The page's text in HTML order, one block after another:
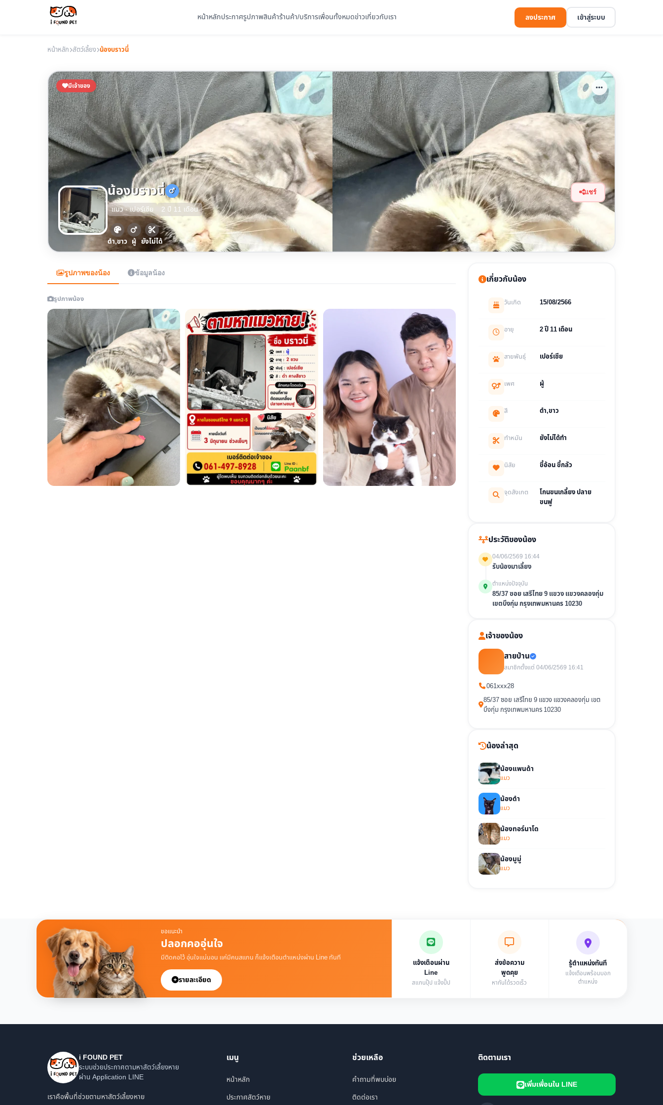
หน้าหลักประกาศรูปภาพสินค้าร้านค้า/บริการเพื่อนทั้งหมดข่าวเกี่ยวกับเรา ลงประกาศ เข้าสู่ระบบ
หน้าหลัก สัตว์เลี้ยง น้องบราวนี่
มีเจ้าของ
น้องบราวนี่
แมว · เปอร์เซีย 2 ปี 11 เดือน
ดำ,ขาว ผู้ ยังไม่ได้
แชร์
รูปภาพของน้อง ข้อมูลน้อง
รูปภาพน้อง
เกี่ยวกับน้อง
วันเกิด 15/08/2566
อายุ 2 ปี 11 เดือน
สายพันธุ์ เปอร์เซีย
เพศ ผู้
สี ดำ,ขาว
ทำหมัน ยังไม่ได้ทำ
นิสัย ขี้อ้อน ขี้กลัว
จุดสังเกต
โกนขนเกลี้ยง ปลาย
ขนฟู
ประวัติของน้อง
04/06/2569 16:44
รับน้องมาเลี้ยง
ตำแหน่งปัจจุบัน
85/37 ซอย เสรีไทย 9 แขวง แขวงคลองกุ่ม
เขตบึงกุ่ม กรุงเทพมหานคร 10230
เจ้าของน้อง
สายป่าน
สมาชิกตั้งแต่ 04/06/2569 16:41
061xxx28
85/37 ซอย เสรีไทย 9 แขวง แขวงคลองกุ่ม เขต
บึงกุ่ม กรุงเทพมหานคร 10230
น้องล่าสุด
น้องแพนด้า
แมว
น้องดำ
แมว
น้องทอร์นาโด
แมว
น้องมูมู่
แมว
ขอแนะนำ
ปลอกคออุ่นใจ
มีติดคอไว้ อุ่นใจแน่นอน แค่มีคนสแกน ก็แจ้งเตือนตำแหน่งผ่าน Line ทันที
รายละเอียด
แจ้งเตือนผ่าน
Line
สแกนปุ๊ป แจ้งปั๊ป
ส่งข้อความ
พูดคุย
หากันได้รวดเร็ว
รู้ตำแหน่งทันที
แจ้งเตือนพร้อมบอก
ตำแหน่ง
i FOUND PET
ระบบช่วยประกาศตามหาสัตว์เลี้ยงหาย
ผ่าน Application LINE
เราคือพื้นที่ช่วยตามหาสัตว์เลี้ยงหาย
เมนู
หน้าหลัก
ประกาศสัตว์หาย
ช่วยเหลือ
คำถามที่พบบ่อย
ติดต่อเรา
ติดตามเรา
เพิ่มเพื่อนใน LINE